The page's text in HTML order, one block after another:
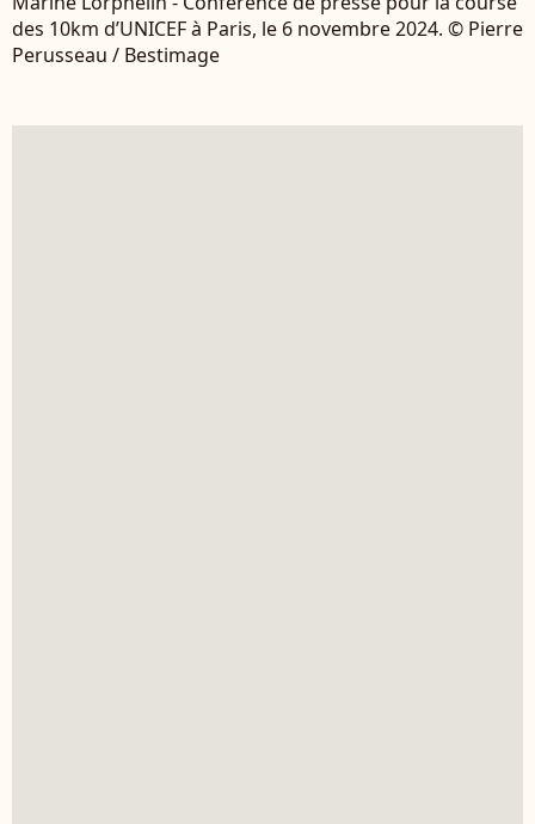
des 10km d’UNICEF à Paris, le 6 novembre 2024. © Pierre
Perusseau / Bestimage